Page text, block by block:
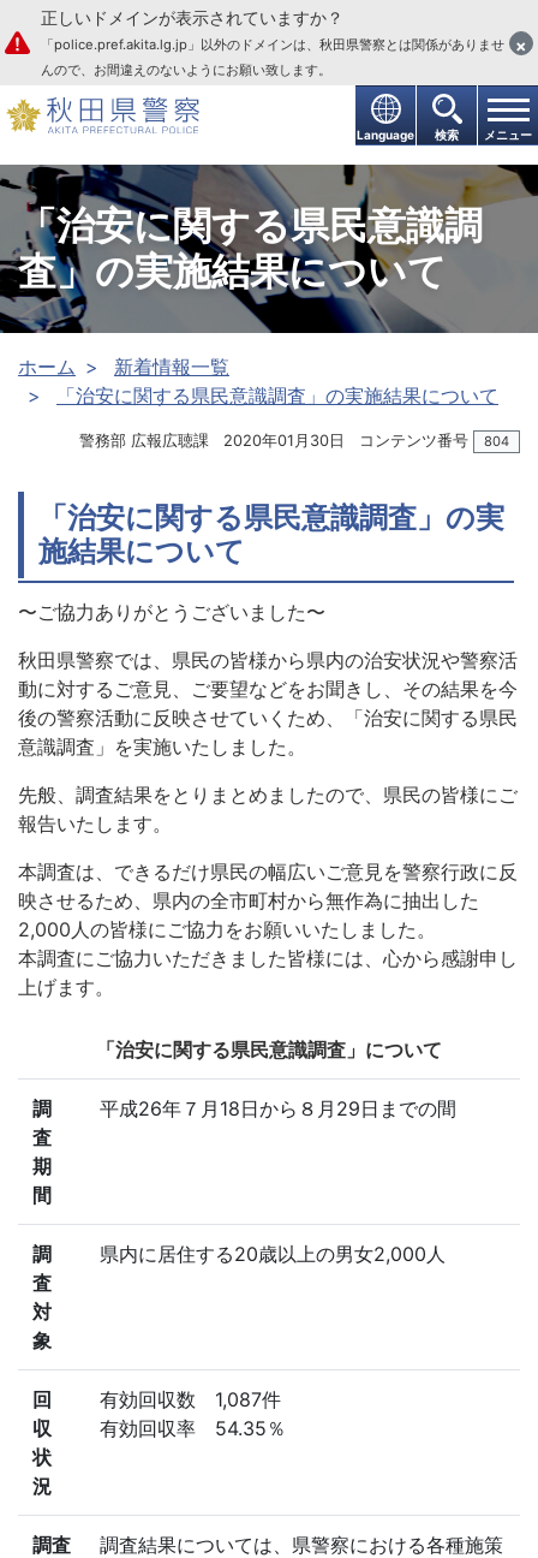
本文へ
Language 検索 メニュー
正しいドメインが表示されていますか？
「police.pref.akita.lg.jp」以外のドメインは、秋田県警察とは関係がありませ
んので、お間違えのないようにお願い致します。
×
「治安に関する県民意識調
査」の実施結果について
ホーム
新着情報一覧
「治安に関する県民意識調査」の実施結果について
警務部 広報広聴課 2020年01月30日 コンテンツ番号 804
「治安に関する県民意識調査」の実
施結果について
〜ご協力ありがとうございました〜
秋田県警察では、県民の皆様から県内の治安状況や警察活
動に対するご意見、ご要望などをお聞きし、その結果を今
後の警察活動に反映させていくため、「治安に関する県民
意識調査」を実施いたしました。
先般、調査結果をとりまとめましたので、県民の皆様にご
報告いたします。
本調査は、できるだけ県民の幅広いご意見を警察行政に反
映させるため、県内の全市町村から無作為に抽出した
2,000人の皆様にご協力をお願いいたしました。
本調査にご協力いただきました皆様には、心から感謝申し
上げます。
「治安に関する県民意識調査」について
調
査
期
間
平成26年７月18日から８月29日までの間
調
査
対
象
県内に居住する20歳以上の男女2,000人
回
収
状
況
有効回収数 1,087件
有効回収率 54.35％
調査
調査結果については、県警察における各種施策